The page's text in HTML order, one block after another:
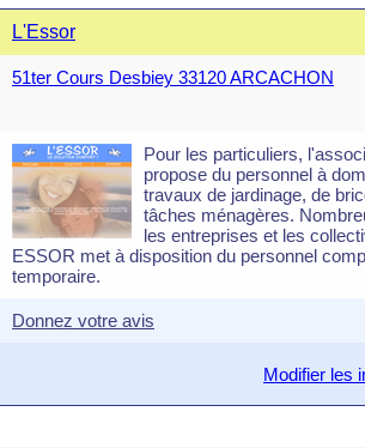
L'Essor
51ter Cours Desbiey 33120 ARCACHON
Pour les particuliers,
propose du personnel à
travaux de jardinage, de
tâches ménagères.
les entreprises et les
ESSOR met à disposition du personnel
temporaire.
Donnez votre avis
Modifier les